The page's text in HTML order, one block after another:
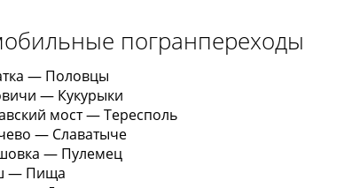
погранпереходы
— Половцы
— Кукурыки
мост — Тересполь
— Славатыче
— Пулемец
— Пища